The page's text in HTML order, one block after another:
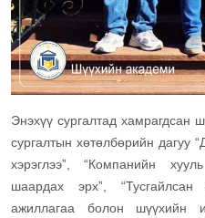
Энэхүү сургалтад хамрагдсан
сургалтын хөтөлбөрийн дагуу
хэрэглээ”, “Компанийн
шаардах эрх”,
ажиллагаа болон шүүхийн